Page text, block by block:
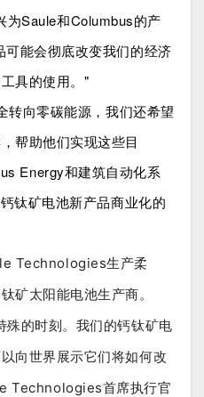
为Saule和Columbus的产
可能会彻底改变我们的经济
具的使用。 "
转向零碳能源，我们还希望
帮助他们实现这些目
Energy和建筑自动化系
钛矿电池新产品商业化的
Technologies生产柔
矿太阳能电池生产商。
殊的时刻。我们的钙钛矿电
向世界展示它们将如何改
Technologies首席执行官